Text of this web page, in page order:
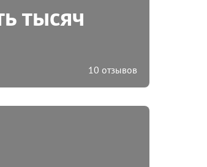
тысяч
10 отзывов